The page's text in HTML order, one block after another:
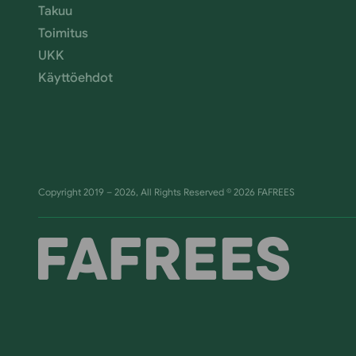
Takuu
Toimitus
UKK
Käyttöehdot
Copyright 2019 – 2026, All Rights Reserved © 2026 FAFREES